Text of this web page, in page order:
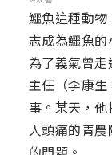
鱷魚這種動
志成為鱷魚的
為了義氣曾
主任（李康
事。某天，
人頭痛的青